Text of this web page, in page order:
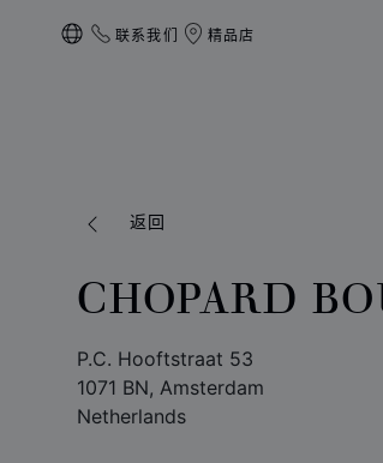
本地化（更改国家/地区）
联系我们 精品店
返回
CHOPARD
P.C. Hooftstraat 53
1071 BN, Amsterdam
Netherlands